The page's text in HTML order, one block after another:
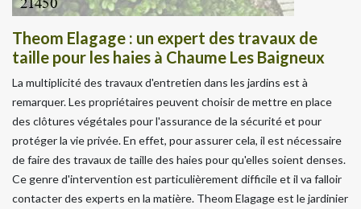
Theom Elagage : un expert des travaux de
taille pour les haies à Chaume Les Baigneux
La multiplicité des travaux d'entretien dans les jardins est à
remarquer. Les propriétaires peuvent choisir de mettre en place
des clôtures végétales pour l'assurance de la sécurité et pour
protéger la vie privée. En effet, pour assurer cela, il est nécessaire
de faire des travaux de taille des haies pour qu'elles soient denses.
Ce genre d'intervention est particulièrement difficile et il va falloir
contacter des experts en la matière. Theom Elagage est le jardinier